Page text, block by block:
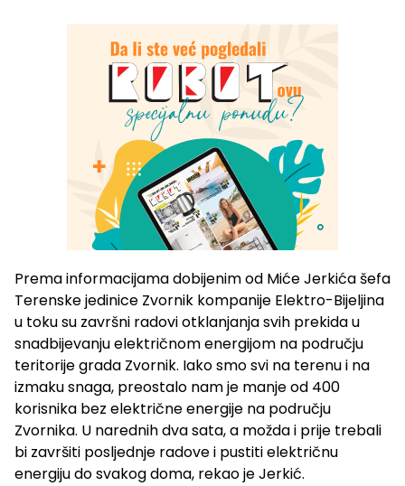
Prema informacijama dobijenim od Miće Jerkića šefa
Terenske jedinice Zvornik kompanije Elektro-Bijeljina
u toku su završni radovi otklanjanja svih prekida u
snadbijevanju električnom energijom na području
teritorije grada Zvornik. Iako smo svi na terenu i na
izmaku snaga, preostalo nam je manje od 400
korisnika bez električne energije na području
Zvornika. U narednih dva sata, a možda i prije trebali
bi završiti posljednje radove i pustiti električnu
energiju do svakog doma, rekao je Jerkić.